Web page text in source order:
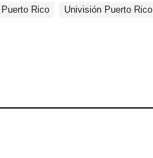
Rico Univisión Puerto Rico